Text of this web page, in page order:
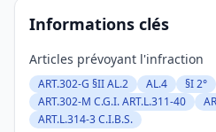
Informations clés
Articles prévoyant l'infraction
ART.302-G §II AL.2 AL.4 §I 2°
ART.302-M C.G.I. ART.L.311-40
ART.L.314-3 C.I.B.S.